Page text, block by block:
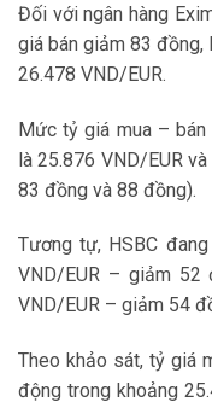
Đối với ngân hàng
giá bán giảm 83
26.478 VND/EUR.
Mức tỷ giá mua –
là 25.876 VND/EUR
83 đồng và 88 đồng).
Tương tự, HSBC
VND/EUR – giảm
VND/EUR – giảm 54
Theo khảo sát, tỷ giá
động trong khoảng